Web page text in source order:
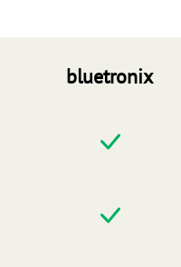
bluetronix